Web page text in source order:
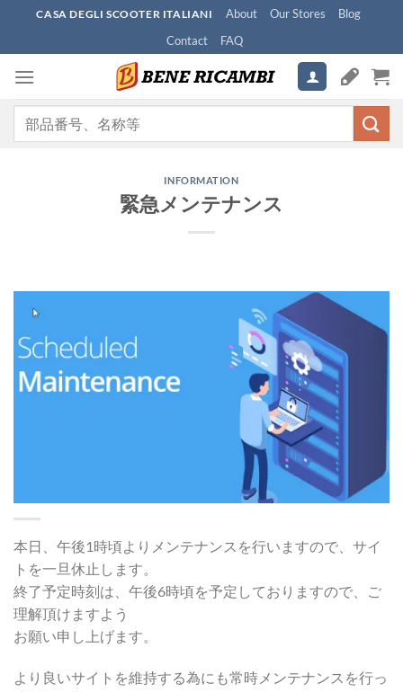
content
CASA DEGLI SCOOTER ITALIANI About Our Stores
Blog
Contact
FAQ
INFORMATION
緊急メンテナンス
本日、午後1時頃よりメンテナンスを行いますので、サイ
トを一旦休止します。
終了予定時刻は、午後6時頃を予定しておりますので、ご
理解頂けますよう
お願い申し上げます。
より良いサイトを維持する為にも常時メンテナンスを行っ